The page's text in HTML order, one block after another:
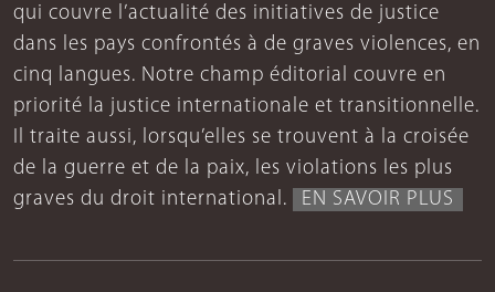
qui couvre l’actualité des initiatives de justice
dans les pays confrontés à de graves violences, en
cinq langues. Notre champ éditorial couvre en
priorité la justice internationale et transitionnelle.
Il traite aussi, lorsqu’elles se trouvent à la croisée
de la guerre et de la paix, les violations les plus
graves du droit international.
EN SAVOIR PLUS